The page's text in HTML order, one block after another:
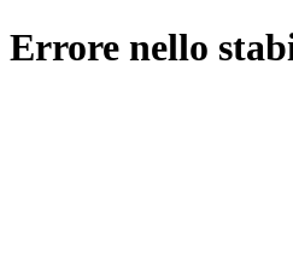
Errore nello